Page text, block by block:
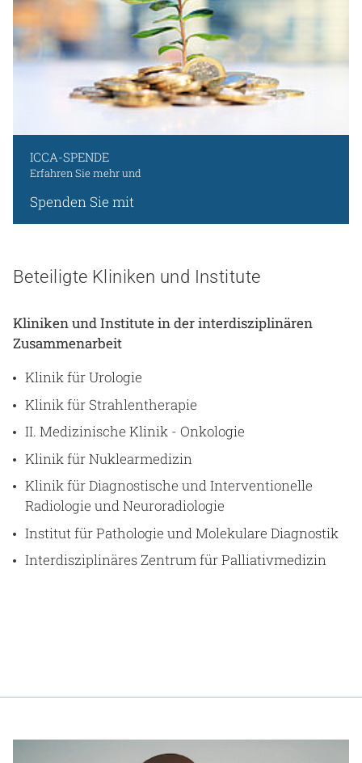
ICCA-SPENDE
Erfahren Sie mehr und
Spenden Sie mit
Beteiligte Kliniken und Institute
Kliniken und Institute in der interdisziplinären
Zusammenarbeit
Klinik für Urologie
Klinik für Strahlentherapie
II. Medizinische Klinik - Onkologie
Klinik für Nuklearmedizin
Klinik für Diagnostische und Interventionelle
Radiologie und Neuroradiologie
Institut für Pathologie und Molekulare Diagnostik
Interdisziplinäres Zentrum für Palliativmedizin